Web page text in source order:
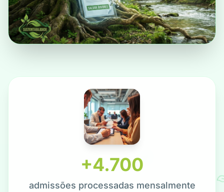
+4.815
admissões processadas mensalmente